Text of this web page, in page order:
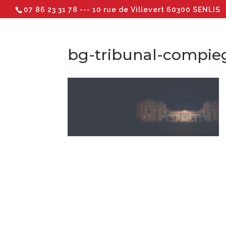
07 86 23 31 78 --- 10 rue de Villevert 60300 SENLIS
bg-tribunal-